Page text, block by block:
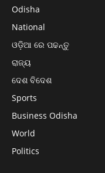
Odisha
National
ଓଡ଼ିଆ ରେ ପଢନ୍ତୁ
ରାଜ୍ୟ
ଦେଶ ବିଦେଶ
Sports
Business Odisha
World
Politics